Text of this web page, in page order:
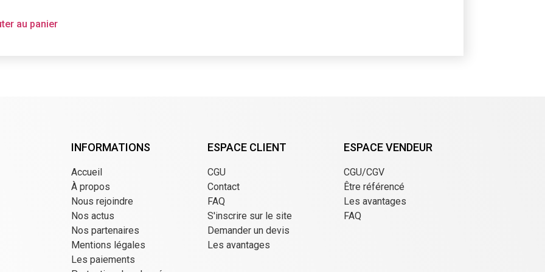
au panier
INFORMATIONS
Accueil
À propos
Nous rejoindre
Nos actus
Nos partenaires
Mentions légales
Les paiements
ESPACE CLIENT
CGU
Contact
FAQ
S'inscrire sur le site
Demander un devis
Les avantages
ESPACE VENDEUR
CGU/CGV
Être référencé
Les avantages
FAQ